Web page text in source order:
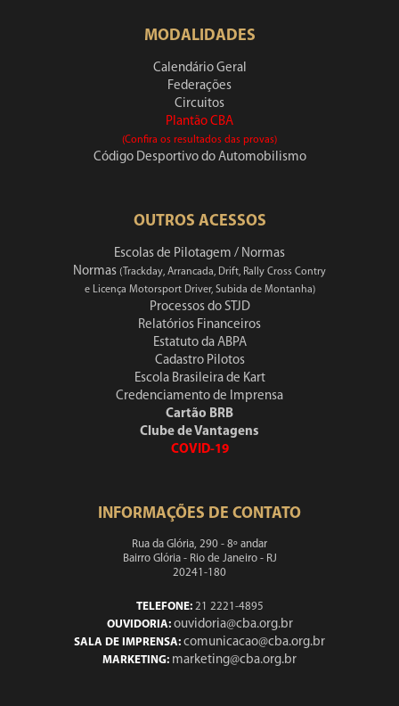
MODALIDADES
Calendário Geral
Federações
Circuitos
Plantão CBA
(Confira os resultados das provas)
Código Desportivo do Automobilismo
OUTROS ACESSOS
Escolas de Pilotagem / Normas
Normas (Trackday, Arrancada, Drift, Rally Cross Contry
e Licença Motorsport Driver, Subida de Montanha)
Processos do STJD
Relatórios Financeiros
Estatuto da ABPA
Cadastro Pilotos
Escola Brasileira de Kart
Credenciamento de Imprensa
Cartão BRB
Clube de Vantagens
COVID-19
INFORMAÇÕES DE CONTATO
Rua da Glória, 290 - 8º andar
Bairro Glória - Rio de Janeiro - RJ
20241-180
TELEFONE:21 2221-4895
OUVIDORIA: ouvidoria@cba.org.br
SALA DE IMPRENSA: comunicacao@cba.org.br
MARKETING: marketing@cba.org.br